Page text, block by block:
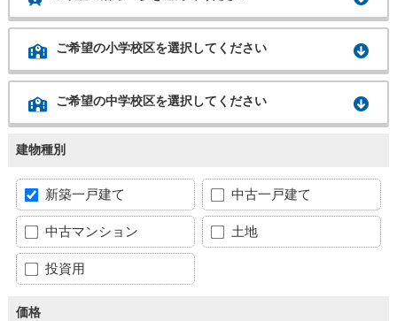
ご希望の小学校区を選択してください
ご希望の中学校区を選択してください
建物種別
新築一戸建て 中古一戸建て
中古マンション 土地
投資用
価格